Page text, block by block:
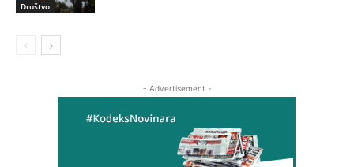
Društvo
- Advertisement -